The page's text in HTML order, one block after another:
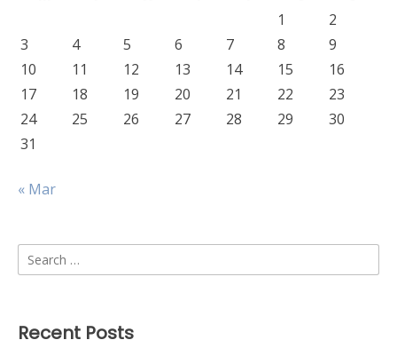
1
2
3
4 5 6 7 8
9
10
11 12 13 14 15
16
17
18 19 20 21 22
23
24
25 26 27 28 29
30
31
« Mar
Search
for:
Recent Posts